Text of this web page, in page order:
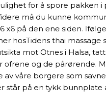
for å spore pakken i
må du kunne
x6 på den ene siden.
hosTidens thai massage
mot Otnes i Halsa,
ofrene og de pårørende.
våre borgere som
på en tykk bunnplate